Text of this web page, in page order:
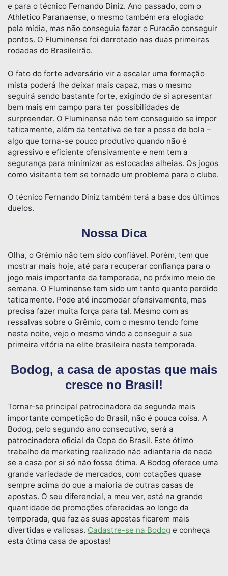
e para o técnico Fernando Diniz. Ano passado, com o
Athletico Paranaense, o mesmo também era elogiado
pela mídia, mas não conseguia fazer o Furacão conseguir
pontos. O Fluminense foi derrotado nas duas primeiras
rodadas do Brasileirão.
O fato do forte adversário vir a escalar uma formação
mista poderá lhe deixar mais capaz, mas o mesmo
seguirá sendo bastante forte, exigindo de si apresentar
bem mais em campo para ter possibilidades de
surpreender. O Fluminense não tem conseguido se impor
taticamente, além da tentativa de ter a posse de bola –
algo que torna-se pouco produtivo quando não é
agressivo e eficiente ofensivamente e nem tem a
segurança para minimizar as estocadas alheias. Os jogos
como visitante tem se tornado um problema para o clube.
O técnico Fernando Diniz também terá a base dos últimos
duelos.
Nossa Dica
Olha, o Grêmio não tem sido confiável. Porém, tem que
mostrar mais hoje, até para recuperar confiança para o
jogo mais importante da temporada, no próximo meio de
semana. O Fluminense tem sido um tanto quanto perdido
taticamente. Pode até incomodar ofensivamente, mas
precisa fazer muita força para tal. Mesmo com as
ressalvas sobre o Grêmio, com o mesmo tendo fome
nesta noite, vejo o mesmo vindo a conseguir a sua
primeira vitória na elite brasileira nesta temporada.
Bodog, a casa de apostas que mais
cresce no Brasil!
Tornar-se principal patrocinadora da segunda mais
importante competição do Brasil, não é pouca coisa. A
Bodog, pelo segundo ano consecutivo, será a
patrocinadora oficial da Copa do Brasil. Este ótimo
trabalho de marketing realizado não adiantaria de nada
se a casa por si só não fosse ótima. A Bodog oferece uma
grande variedade de mercados, com cotações quase
sempre acima do que a maioria de outras casas de
apostas. O seu diferencial, a meu ver, está na grande
quantidade de promoções oferecidas ao longo da
temporada, que faz as suas apostas ficarem mais
divertidas e valiosas. Cadastre-se na Bodog e conheça
esta ótima casa de apostas!